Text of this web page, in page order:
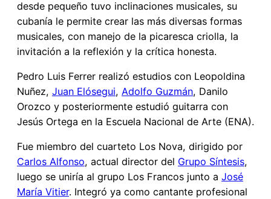
desde pequeño tuvo inclinaciones musicales, su
cubanía le permite crear las más diversas formas
musicales, con manejo de la picaresca criolla, la
invitación a la reflexión y la crítica honesta.
Pedro Luis Ferrer realizó estudios con Leopoldina
Nuñez, Juan Elósegui, Adolfo Guzmán, Danilo
Orozco y posteriormente estudió guitarra con
Jesús Ortega en la Escuela Nacional de Arte (ENA).
Fue miembro del cuarteto Los Nova, dirigido por
Carlos Alfonso, actual director del Grupo Síntesis,
luego se uniría al grupo Los Francos junto a José
María Vitier. Integró ya como cantante profesional